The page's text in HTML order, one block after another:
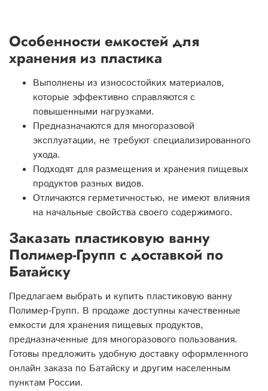
Особенности емкостей для
хранения из пластика
Выполнены из износостойких материалов,
которые эффективно справляются с
повышенными нагрузками.
Предназначаются для многоразовой
эксплуатации, не требуют специализированного
ухода.
Подходят для размещения и хранения пищевых
продуктов разных видов.
Отличаются герметичностью, не имеют влияния
на начальные свойства своего содержимого.
Заказать пластиковую ванну
Полимер-Групп с доставкой по
Батайску
Предлагаем выбрать и купить пластиковую ванну
Полимер-Групп. В продаже доступны качественные
емкости для хранения пищевых продуктов,
предназначенные для многоразового пользования.
Готовы предложить удобную доставку оформленного
онлайн заказа по Батайску и другим населенным
пунктам России.